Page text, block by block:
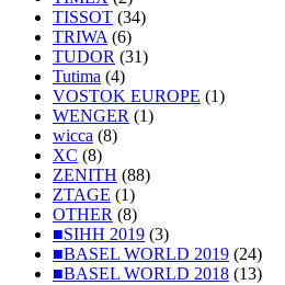
TISSOT (34)
TRIWA (6)
TUDOR (31)
Tutima (4)
VOSTOK EUROPE (1)
WENGER (1)
wicca (8)
XC (8)
ZENITH (88)
ZTAGE (1)
OTHER (8)
■SIHH 2019 (3)
■BASEL WORLD 2019 (24)
■BASEL WORLD 2018 (13)